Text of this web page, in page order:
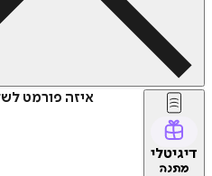
איזה פורמט
דיגיטלי
מתנה